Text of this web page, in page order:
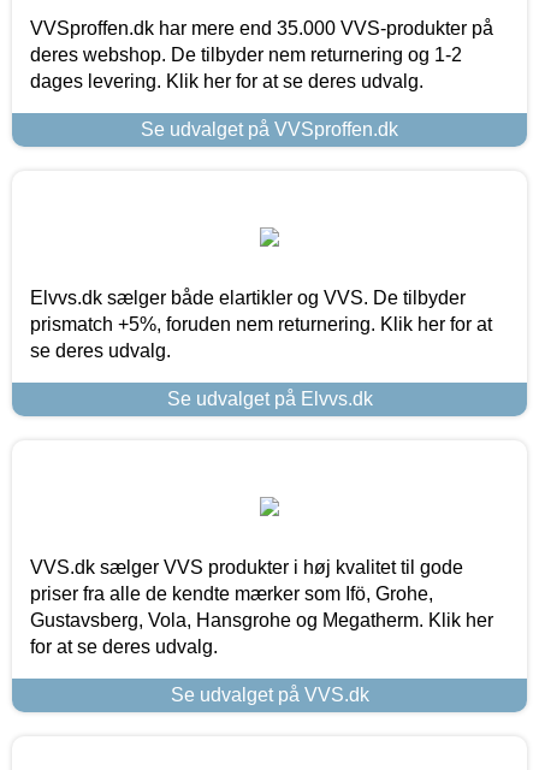
VVSproffen.dk har mere end 35.000 VVS-produkter på
deres webshop. De tilbyder nem returnering og 1-2
dages levering. Klik her for at se deres udvalg.
Se udvalget på VVSproffen.dk
Elvvs.dk sælger både elartikler og VVS. De tilbyder
prismatch +5%, foruden nem returnering. Klik her for at
se deres udvalg.
Se udvalget på Elvvs.dk
VVS.dk sælger VVS produkter i høj kvalitet til gode
priser fra alle de kendte mærker som Ifö, Grohe,
Gustavsberg, Vola, Hansgrohe og Megatherm. Klik her
for at se deres udvalg.
Se udvalget på VVS.dk